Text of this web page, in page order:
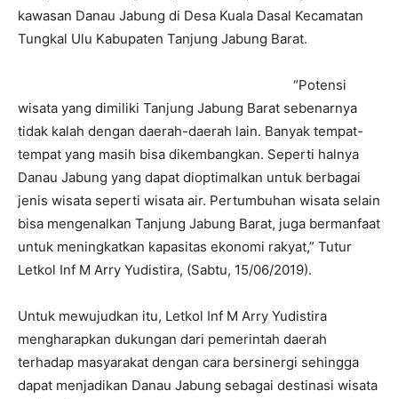
kawasan Danau Jabung di Desa Kuala Dasal Kecamatan
Tungkal Ulu Kabupaten Tanjung Jabung Barat.
“Potensi
wisata yang dimiliki Tanjung Jabung Barat sebenarnya
tidak kalah dengan daerah-daerah lain. Banyak tempat-
tempat yang masih bisa dikembangkan. Seperti halnya
Danau Jabung yang dapat dioptimalkan untuk berbagai
jenis wisata seperti wisata air. Pertumbuhan wisata selain
bisa mengenalkan Tanjung Jabung Barat, juga bermanfaat
untuk meningkatkan kapasitas ekonomi rakyat,” Tutur
Letkol Inf M Arry Yudistira, (Sabtu, 15/06/2019).
Untuk mewujudkan itu, Letkol Inf M Arry Yudistira
mengharapkan dukungan dari pemerintah daerah
terhadap masyarakat dengan cara bersinergi sehingga
dapat menjadikan Danau Jabung sebagai destinasi wisata